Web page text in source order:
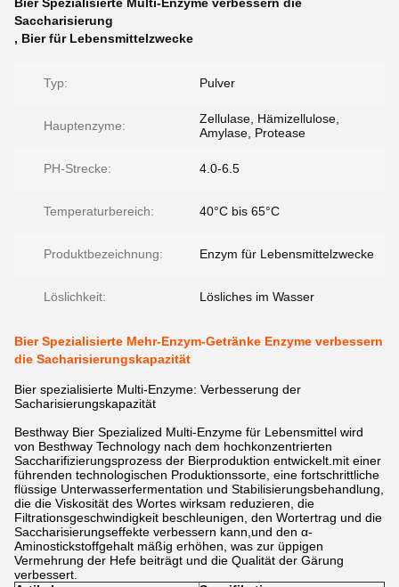
Saccharisierung
, Bier für Lebensmittelzwecke
Typ: Pulver
Hauptenzyme:
Zellulase, Hämizellulose,
Amylase, Protease
PH-Strecke: 4.0-6.5
Temperaturbereich: 40°C bis 65°C
Produktbezeichnung: Enzym für Lebensmittelzwecke
Löslichkeit: Lösliches im Wasser
Bier Spezialisierte Mehr-Enzym-Getränke Enzyme verbessern
die Sacharisierungskapazität
Bier spezialisierte Multi-Enzyme: Verbesserung der
Sacharisierungskapazität
Besthway Bier Spezialized Multi-Enzyme für Lebensmittel wird
von Besthway Technology nach dem hochkonzentrierten
Saccharifizierungsprozess der Bierproduktion entwickelt.mit einer
führenden technologischen Produktionssorte, eine fortschrittliche
flüssige Unterwasserfermentation und Stabilisierungsbehandlung,
die die Viskosität des Wortes wirksam reduzieren, die
Filtrationsgeschwindigkeit beschleunigen, den Wortertrag und die
Saccharisierungseffekte verbessern kann,und den α-
Aminostickstoffgehalt mäßig erhöhen, was zur üppigen
Vermehrung der Hefe beiträgt und die Qualität der Gärung
verbessert.